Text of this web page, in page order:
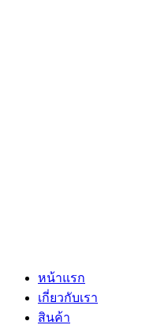
หน้าแรก
เกี่ยวกับเรา
สินค้า